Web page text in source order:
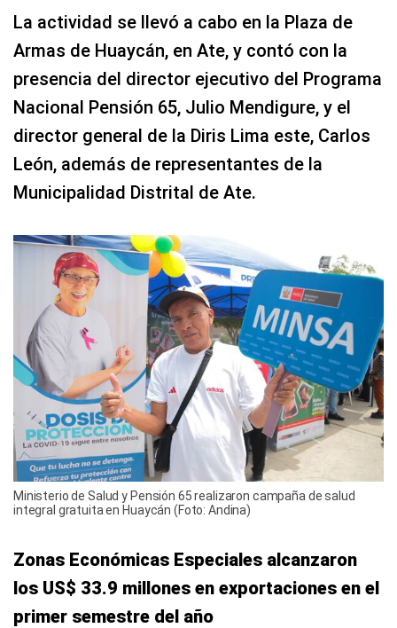
La actividad se llevó a cabo en la Plaza de
Armas de Huaycán, en Ate, y contó con la
presencia del director ejecutivo del Programa
Nacional Pensión 65, Julio Mendigure, y el
director general de la Diris Lima este, Carlos
León, además de representantes de la
Municipalidad Distrital de Ate.
Ministerio de Salud y Pensión 65 realizaron campaña de salud
integral gratuita en Huaycán (Foto: Andina)
Zonas Económicas Especiales alcanzaron
los US$ 33.9 millones en exportaciones en el
primer semestre del año